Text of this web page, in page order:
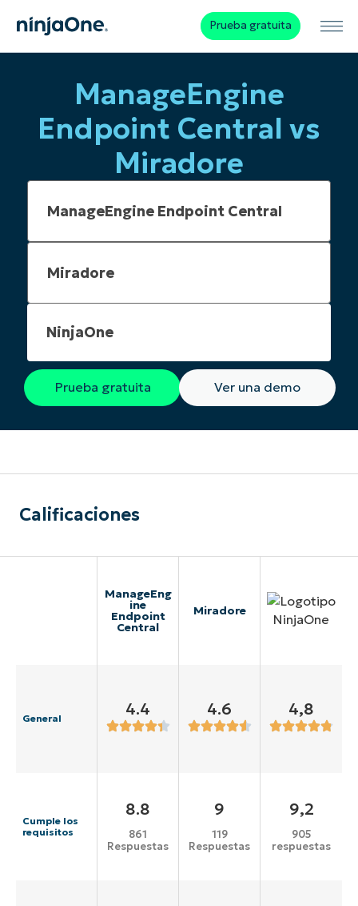
Prueba gratuita
ManageEngine
Endpoint Central vs
Miradore
NinjaOne
Prueba gratuita Ver una demo
Calificaciones
ManageEng
ine
Endpoint
Central
Miradore
General 4.4 4.6 4,8
Cumple los
requisitos
8.8
861
Respuestas
9
119
Respuestas
9,2
905
respuestas